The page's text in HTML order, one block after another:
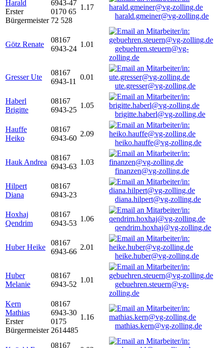
Harald
Erster
Bürgermeister
6943-47
0170 65
72 528
1.17
harald.gmeiner@vg-zolling.de
Götz Renate
08167
6943-24
1.01
gebuehren.steuern@vg-
zolling.de
Gresser Ute
08167
6943-11
0.01
ute.gresser@vg-zolling.de
Haberl
Brigitte
08167
6943-25
1.05
brigitte.haberl@vg-zolling.de
Hauffe
Heiko
08167
6943-60
2.09
heiko.hauffe@vg-zolling.de
Hauk Andrea
08167
6943-63
1.03
finanzen@vg-zolling.de
Hilpert
Diana
08167
6943-23
diana.hilpert@vg-zolling.de
Hoxhaj
Qendrim
08167
6943-53
1.06
qendrim.hoxhaj@vg-zolling.de
Huber Heike
08167
6943-66
2.01
heike.huber@vg-zolling.de
Huber
Melanie
08167
6943-52
1.01
gebuehren.steuern@vg-
zolling.de
Kern
Mathias
Erster
Bürgermeister
08167
6943-30
0175
2614485
1.16
mathias.kern@vg-zolling.de
08167